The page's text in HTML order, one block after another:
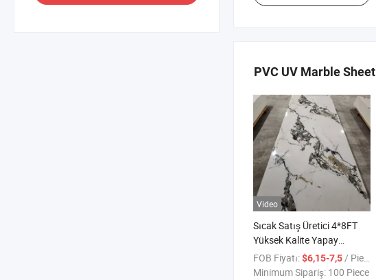
PVC UV Marble Sheet
Video
Sıcak Satış Üretici 4*8FT
Yüksek Kalite Yapay
Mermer PVC UV Mermer
Levha
FOB Fiyatı:$6,15-7,5/ Piece
Minimum Sipariş: 100 Piece